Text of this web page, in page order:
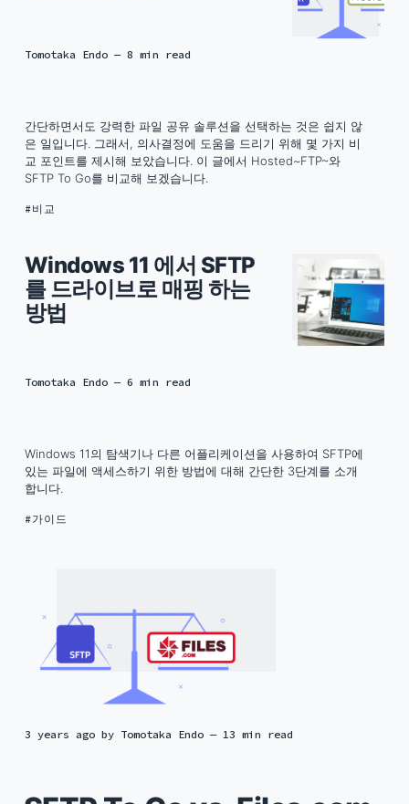
Tomotaka Endo — 8 min read
간단하면서도 강력한 파일 공유 솔루션을 선택하는 것은 쉽지 않
은 일입니다. 그래서, 의사결정에 도움을 드리기 위해 몇 가지 비
교 포인트를 제시해 보았습니다. 이 글에서 Hosted~FTP~와
SFTP To Go를 비교해 보겠습니다.
비교
Windows 11 에서 SFTP
를 드라이브로 매핑 하는
방법
Tomotaka Endo — 6 min read
Windows 11의 탐색기나 다른 어플리케이션을 사용하여 SFTP에
있는 파일에 액세스하기 위한 방법에 대해 간단한 3단계를 소개
합니다.
가이드
3 years agoby Tomotaka Endo — 13 min read